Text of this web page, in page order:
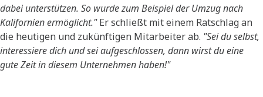
dabei unterstützen. So wurde zum Beispiel der Umzug nach
Kalifornien ermöglicht."Er schließt mit einem Ratschlag an
die heutigen und zukünftigen Mitarbeiter ab. "Sei du selbst,
interessiere dich und sei aufgeschlossen, dann wirst du eine
gute Zeit in diesem Unternehmen haben!"